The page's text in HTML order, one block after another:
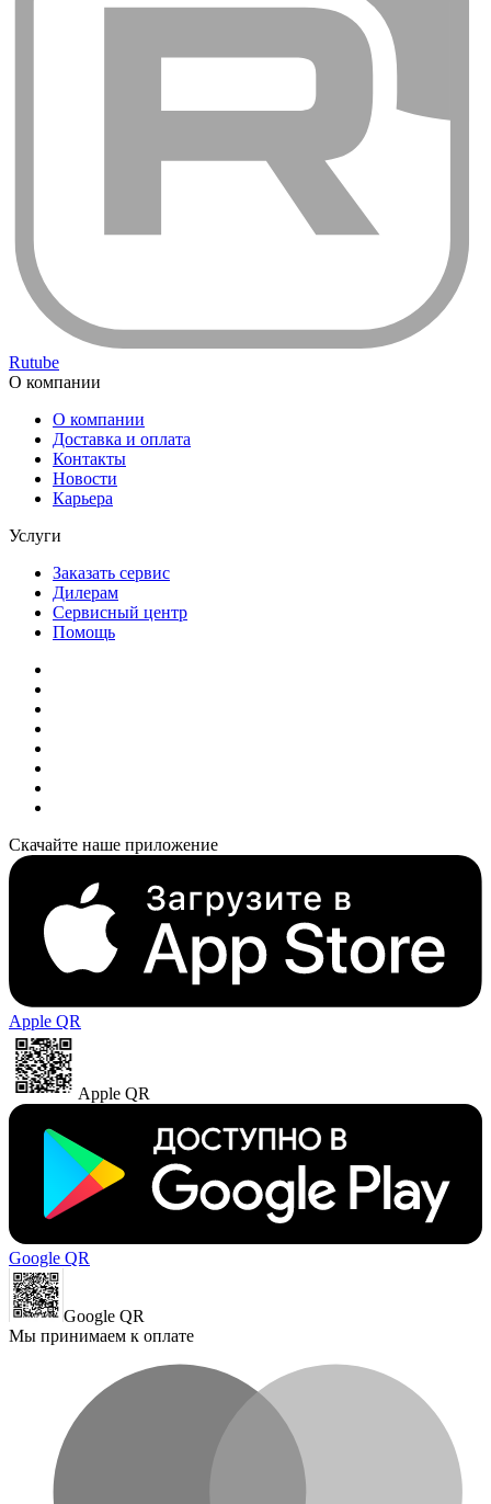
Rutube
О компании
О компании
Доставка и оплата
Контакты
Новости
Карьера
Услуги
Заказать сервис
Дилерам
Сервисный центр
Помощь
Скачайте наше приложение
Apple QR
Apple QR
Google QR
Google QR
Мы принимаем к оплате